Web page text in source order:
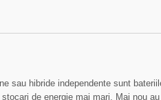
sau hibride independente sunt
de energie mai mari. Mai nou